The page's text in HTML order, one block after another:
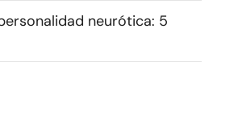
Todos los derechos reservados.
neurótica: 5